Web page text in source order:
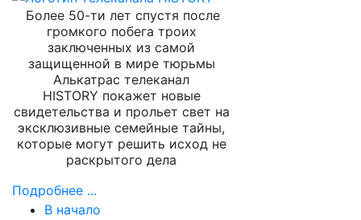
Более 50-ти лет спустя после
громкого побега троих
заключенных из самой
защищенной в мире тюрьмы
Алькатрас телеканал
HISTORY покажет новые
свидетельства и прольет свет на
эксклюзивные семейные тайны,
которые могут решить исход не
раскрытого дела
Подробнее ...
В начало